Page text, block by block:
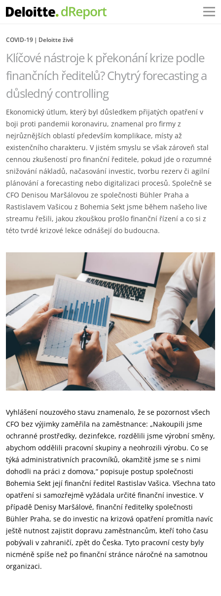
COVID-19 Deloitte živě
Klíčové nástroje k překonání krize podle
finančních ředitelů? Chytrý forecasting a
důsledný controlling
Ekonomický útlum, který byl důsledkem přijatých opatření v
boji proti pandemii koronaviru, znamenal pro firmy z
nejrůznějších oblastí především komplikace, místy až
existenčního charakteru. V jistém smyslu se však zároveň stal
cennou zkušeností pro finanční ředitele, pokud jde o rozumné
snižování nákladů, načasování investic, tvorbu rezerv či agilní
plánování a forecasting nebo digitalizaci procesů. Společně se
CFO Denisou Maršálovou ze společnosti Bühler Praha a
Rastislavem Vašicou z Bohemia Sekt jsme během našeho live
streamu řešili, jakou zkouškou prošlo finanční řízení a co si z
této tvrdé krizové lekce odnášejí do budoucna.
Vyhlášení nouzového stavu znamenalo, že se pozornost všech
CFO bez výjimky zaměřila na zaměstnance: „Nakoupili jsme
ochranné prostředky, dezinfekce, rozdělili jsme výrobní směny,
abychom oddělili pracovní skupiny a neohrozili výrobu. Co se
týká administrativních pracovníků, okamžitě jsme se s nimi
dohodli na práci z domova,“ popisuje postup společnosti
Bohemia Sekt její finanční ředitel Rastislav Vašica. Všechna tato
opatření si samozřejmě vyžádala určité finanční investice. V
případě Denisy Maršálové, finanční ředitelky společnosti
Bühler Praha, se do investic na krizová opatření promítla navíc
ještě nutnost zajistit dopravu zaměstnancům, kteří toho času
pobývali v zahraničí, zpět do Česka. Tyto pracovní cesty byly
nicméně spíše než po finanční stránce náročné na samotnou
organizaci.